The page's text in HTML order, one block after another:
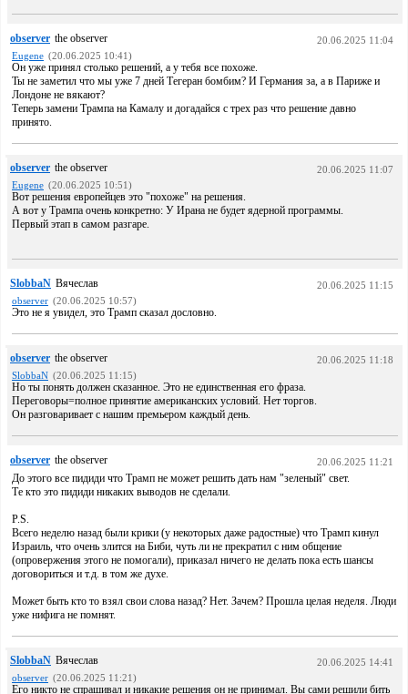
observer the observer
20.06.2025 11:04
Eugene (20.06.2025 10:41)
Он уже принял столько решений, а у тебя все похоже.
Ты не заметил что мы уже 7 дней Тегеран бомбим? И Германия за, а в Париже и
Лондоне не вякают?
Теперь замени Трампа на Камалу и догадайся с трех раз что решение давно
принято.
observer the observer
20.06.2025 11:07
Eugene (20.06.2025 10:51)
Вот решения европейцев это "похоже" на решения.
А вот у Трампа очень конкретно: У Ирана не будет ядерной программы.
Первый этап в самом разгаре.
SlobbaN Вячеслав
20.06.2025 11:15
observer (20.06.2025 10:57)
Это не я увидел, это Трамп сказал дословно.
observer the observer
20.06.2025 11:18
SlobbaN (20.06.2025 11:15)
Но ты понять должен сказанное. Это не единственная его фраза.
Переговоры=полное принятие американских условий. Нет торгов.
Он разговаривает с нашим премьером каждый день.
observer the observer 20.06.2025 11:21
До этого все пидиди что Трамп не может решить дать нам "зеленый" свет.
Те кто это пидиди никаких выводов не сделали.
P.S.
Всего неделю назад были крики (у некоторых даже радостные) что Трамп кинул
Израиль, что очень злится на Биби, чуть ли не прекратил с ним общение
(опровержения этого не помогали), приказал ничего не делать пока есть шансы
договориться и т.д. в том же духе.
Может быть кто то взял свои слова назад? Нет. Зачем? Прошла целая неделя. Люди
уже нифига не помнят.
SlobbaN Вячеслав
20.06.2025 14:41
observer (20.06.2025 11:21)
Его никто не спрашивал и никакие решения он не принимал. Вы сами решили бить